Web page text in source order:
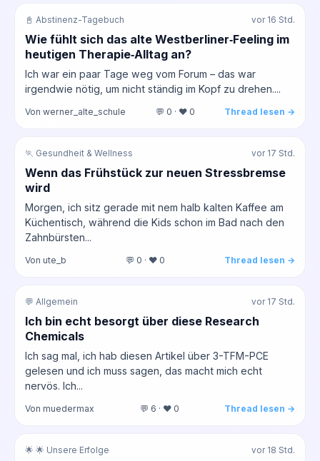
📓 Abstinenz-Tagebuch vor 16 Std.
Wie fühlt sich das alte Westberliner‑Feeling im
heutigen Therapie‑Alltag an?
Ich war ein paar Tage weg vom Forum – das war
irgendwie nötig, um nicht ständig im Kopf zu drehen....
Von werner_alte_schule 💬 0 · ❤️ 0 Thread lesen →
🏃 Gesundheit & Wellness vor 17 Std.
Wenn das Frühstück zur neuen Stressbremse
wird
Morgen, ich sitz gerade mit nem halb kalten Kaffee am
Küchentisch, während die Kids schon im Bad nach den
Zahnbürsten...
Von ute_b 💬 0 · ❤️ 0 Thread lesen →
💬 Allgemein vor 17 Std.
Ich bin echt besorgt über diese Research
Chemicals
Ich sag mal, ich hab diesen Artikel über 3-TFM-PCE
gelesen und ich muss sagen, das macht mich echt
nervös. Ich...
Von muedermax 💬 6 · ❤️ 0 Thread lesen →
🌟 🌟 Unsere Erfolge vor 18 Std.